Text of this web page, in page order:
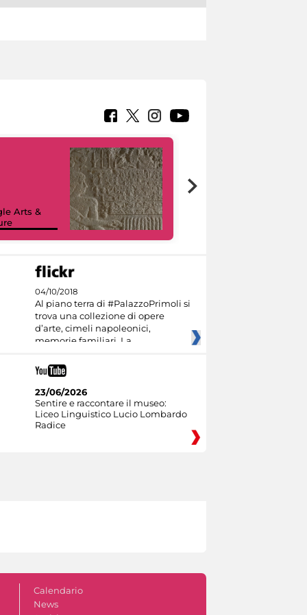
Arts &
04/10/2018
Al piano terra di #PalazzoPrimoli si
trova una collezione di opere
d’arte, cimeli napoleonici,
memorie familiari. La
23/06/2026
Sentire e raccontare il museo:
Liceo Linguistico Lucio Lombardo
Radice
Calendario
News